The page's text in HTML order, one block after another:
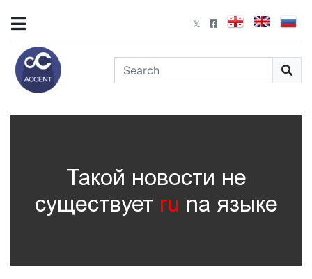
Такой новости не
существует ru nа языке